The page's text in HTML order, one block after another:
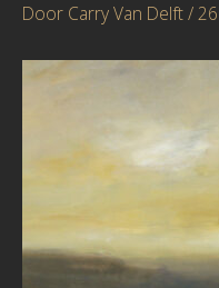
Door Carry Van Delft/